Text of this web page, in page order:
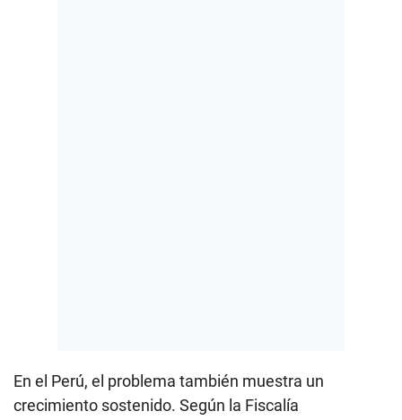
En el Perú, el problema también muestra un
crecimiento sostenido. Según la Fiscalía